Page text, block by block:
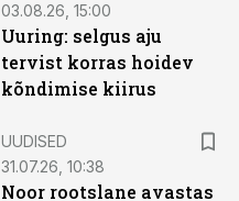
03.08.26, 15:00
Uuring: selgus aju
tervist korras hoidev
kõndimise kiirus
UUDISED
31.07.26, 10:38
Noor rootslane avastas